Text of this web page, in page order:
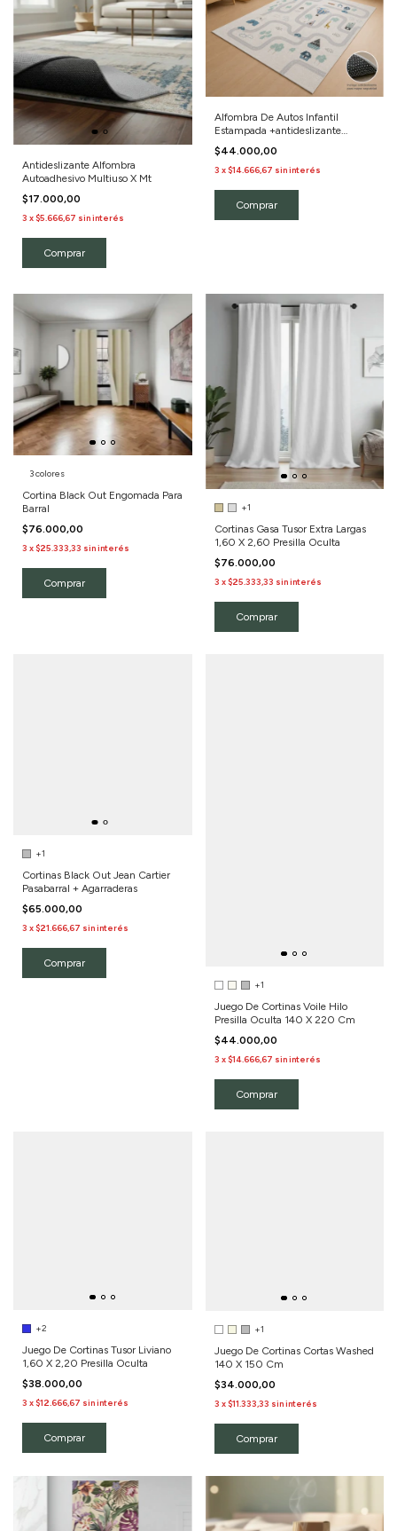
Antideslizante Alfombra
Autoadhesivo Multiuso X Mt
$17.000,00
3 x$5.666,67 sin interés
Alfombra De Autos Infantil
Estampada +antideslizante
120x150
$44.000,00
3 x$14.666,67 sin interés
3 colores
Cortina Black Out Engomada Para
Barral
$76.000,00
3 x$25.333,33 sin interés
Comprar
+1
Cortinas Gasa Tusor Extra Largas
1,60 X 2,60 Presilla Oculta
$76.000,00
3 x$25.333,33 sin interés
Comprar
+1
Cortinas Black Out Jean Cartier
Pasabarral + Agarraderas
$65.000,00
3 x$21.666,67 sin interés
Comprar
+1
Juego De Cortinas Voile Hilo
Presilla Oculta 140 X 220 Cm
$44.000,00
3 x$14.666,67 sin interés
Comprar
+2
Juego De Cortinas Tusor Liviano
1,60 X 2,20 Presilla Oculta
$38.000,00
3 x$12.666,67 sin interés
Comprar
+1
Juego De Cortinas Cortas Washed
140 X 150 Cm
$34.000,00
3 x$11.333,33 sin interés
Comprar